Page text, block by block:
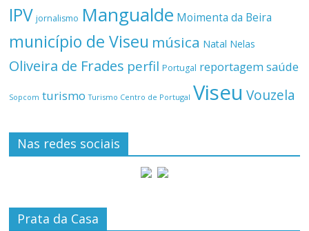
IPV jornalismo Mangualde Moimenta da Beira
município de Viseu música Natal Nelas
Oliveira de Frades perfil Portugal reportagemsaúde
Sopcom turismo Turismo Centro de Portugal Viseu Vouzela
Nas redes sociais
Prata da Casa